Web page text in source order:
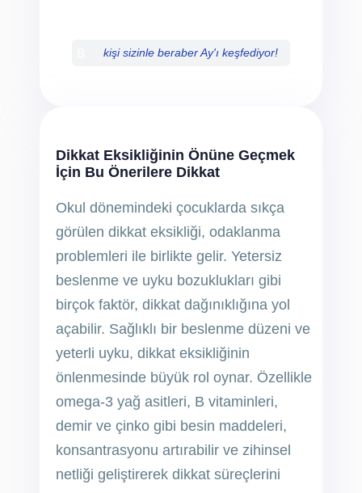
kişi sizinle beraber Ay'ı keşfediyor!
Dikkat Eksikliğinin Önüne Geçmek
İçin Bu Önerilere Dikkat
Okul dönemindeki çocuklarda sıkça
görülen dikkat eksikliği, odaklanma
problemleri ile birlikte gelir. Yetersiz
beslenme ve uyku bozuklukları gibi
birçok faktör, dikkat dağınıklığına yol
açabilir. Sağlıklı bir beslenme düzeni ve
yeterli uyku, dikkat eksikliğinin
önlenmesinde büyük rol oynar. Özellikle
omega-3 yağ asitleri, B vitaminleri,
demir ve çinko gibi besin maddeleri,
konsantrasyonu artırabilir ve zihinsel
netliği geliştirerek dikkat süreçlerini